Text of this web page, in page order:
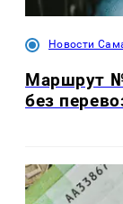
Новости
Маршрут №
без